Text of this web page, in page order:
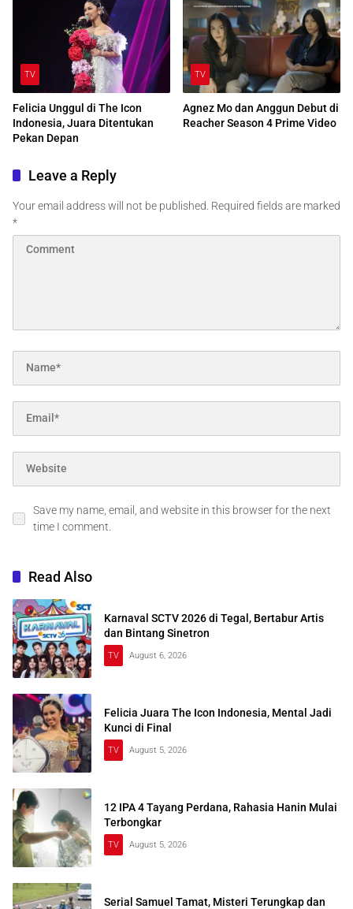
TV
Felicia Unggul di The Icon
Indonesia, Juara Ditentukan
Pekan Depan
TV
Agnez Mo dan Anggun Debut di
Reacher Season 4 Prime Video
Leave a Reply
Your email address will not be published. Required fields are marked
*
Save my name, email, and website in this browser for the next
time I comment.
Read Also
Karnaval SCTV 2026 di Tegal, Bertabur Artis
dan Bintang Sinetron
TV August 6, 2026
Felicia Juara The Icon Indonesia, Mental Jadi
Kunci di Final
TV August 5, 2026
12 IPA 4 Tayang Perdana, Rahasia Hanin Mulai
Terbongkar
TV August 5, 2026
Serial Samuel Tamat, Misteri Terungkap dan